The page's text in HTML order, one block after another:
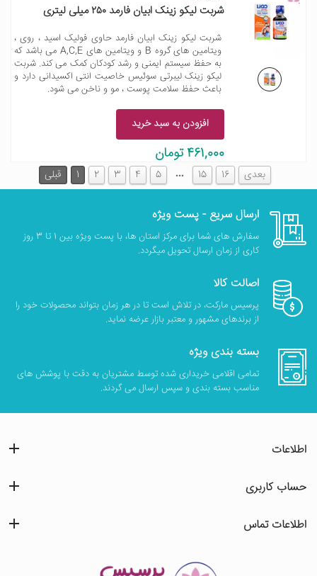
شربت لیکو زینک ابیان فارمد ۲۵۰ میلی لیتری
شربت لیکو زینک ابیان فارمد حاوی فولیک اسید ، روی ،
ویتامین های گروه B و ویتامین های A,C,E می باشد که
به حفظ سیستم ایمنی و رشد کودکان کمک می کند. شربت
لیکو زینک لیبرتی سوئیس خاصیت انتی اکسیدانی دارد و
باعث حفظ سلامت پوست ، مو و ناخن می شود.
افزودن به سبد خرید
461,000 تومان
قبلی 1 2 3 4 5 … 15 16 بعدی
ارسال سریع - پست ویژه
سفارش های شما برای مرکز استان ها، با پست ویژه بین 1 تا 3 روز
کاری از زمان ارسال تحویل میگردد.
اصالت کالا
پرسیس مارکت، در تلاش است تا در هر زمان بتواند محصولات خود را
از برندهای مشهور و معتبر بازار عرضه نماید.
بسته بندی ویژه
تمامی اقلامی خریداری شده توسط مشتریان به دقت با پوشش های
مناسب بسته بندی و سپس ارسال می گردند.
اطلاعات
حساب کاربری
اطلاعات تماس